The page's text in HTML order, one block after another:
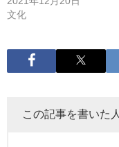
文化
この記事を書いた人